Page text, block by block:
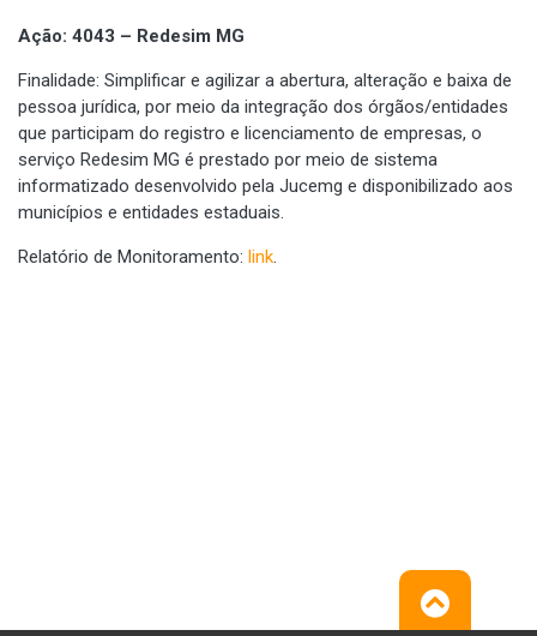
Ação: 4043 – Redesim MG
Finalidade: Simplificar e agilizar a abertura, alteração e baixa de
pessoa jurídica, por meio da integração dos órgãos/entidades
que participam do registro e licenciamento de empresas, o
serviço Redesim MG é prestado por meio de sistema
informatizado desenvolvido pela Jucemg e disponibilizado aos
municípios e entidades estaduais.
Relatório de Monitoramento: link.